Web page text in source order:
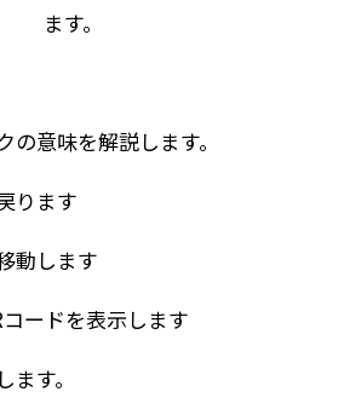
ます。
意味を解説します。
ります
動します
ードを表示します
す。